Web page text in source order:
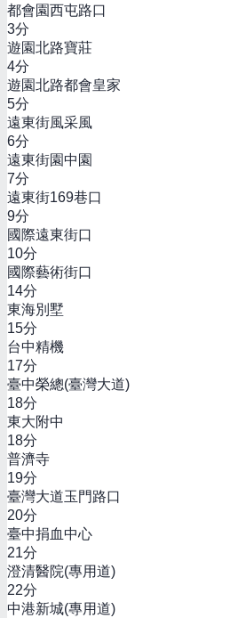
都會園西屯路口
3分
遊園北路寶莊
4分
遊園北路都會皇家
5分
遠東街風采風
6分
遠東街園中園
7分
遠東街169巷口
9分
國際遠東街口
10分
國際藝術街口
14分
東海別墅
15分
台中精機
17分
臺中榮總(臺灣大道)
18分
東大附中
18分
普濟寺
19分
臺灣大道玉門路口
20分
臺中捐血中心
21分
澄清醫院(專用道)
22分
中港新城(專用道)